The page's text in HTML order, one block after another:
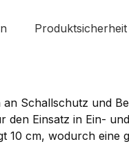
Produktsicherheit
Schallschutz und
den Einsatz in Ein-
cm, wodurch eine